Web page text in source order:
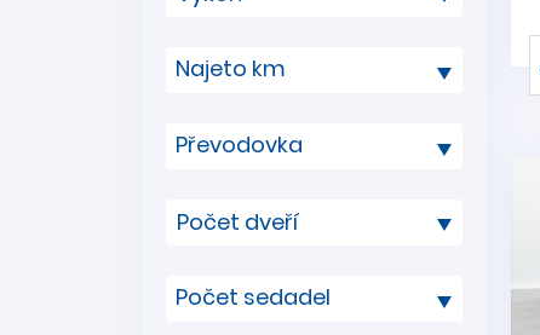
Najeto km
Převodovka
Počet sedadel